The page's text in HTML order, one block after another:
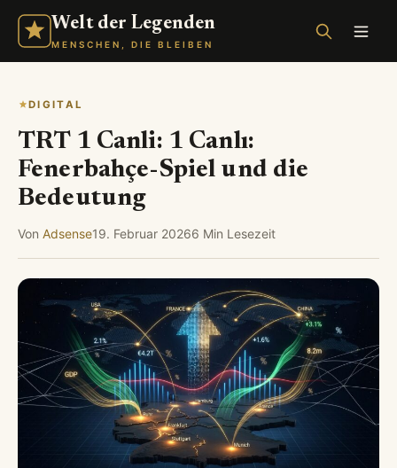
Welt der Legenden
MENSCHEN, DIE BLEIBEN
DIGITAL
TRT 1 Canli: 1 Canlı:
Fenerbahçe-Spiel und die
Bedeutung
Von Adsense19. Februar 20266 Min Lesezeit